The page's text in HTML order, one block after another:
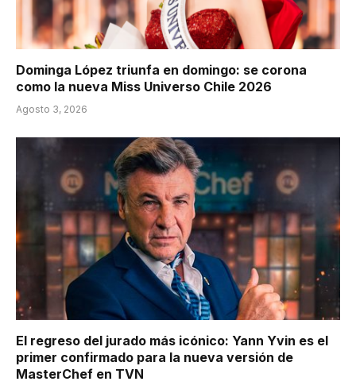
Dominga López triunfa en domingo: se corona
como la nueva Miss Universo Chile 2026
Agosto 3, 2026
El regreso del jurado más icónico: Yann Yvin es el
primer confirmado para la nueva versión de
MasterChef en TVN